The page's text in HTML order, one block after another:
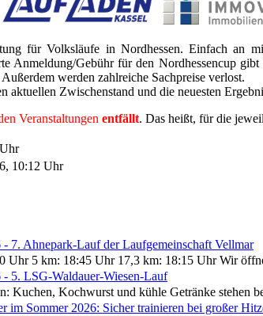
für Volksläufe in Nordhessen. Einfach an
Anmeldung/Gebühr für den Nordhessencup gibt
werden zahlreiche Sachpreise verlost.
aktuellen Zwischenstand und die neuesten
Veranstaltungen entfällt. Das heißt, für die
10:12 Uhr
7. Ahnepark-Lauf der Laufgemeinschaft Vellmar
5 km: 18:45 Uhr 17,3 km: 18:15 Uhr Wir
5. LSG-Waldauer-Wiesen-Lauf
Kuchen, Kochwurst und kühle Getränke
im Sommer 2026: Sicher trainieren bei großer